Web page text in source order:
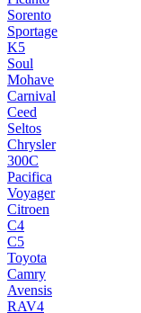
Sorento
Sportage
K5
Soul
Mohave
Carnival
Ceed
Seltos
Chrysler
300C
Pacifica
Voyager
Citroen
C4
C5
Toyota
Camry
Avensis
RAV4